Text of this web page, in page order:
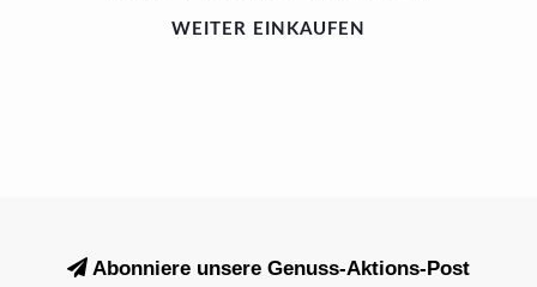
WEITER EINKAUFEN
Abonniere unsere Genuss-Aktions-Post